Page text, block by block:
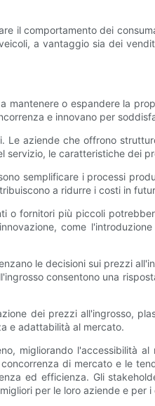
il comportamento dei
a vantaggio sia dei
mantenere o espandere la
e innovano per
aziende che offrono
le caratteristiche dei
semplificare i processi
a ridurre i costi in
o fornitori più piccoli
come
le decisioni sui prezzi
consentono una
dei prezzi all'ingrosso,
e adattabilità al mercato.
migliorando l'accessibilità
di mercato e le
ed efficienza. Gli
per le loro aziende e per